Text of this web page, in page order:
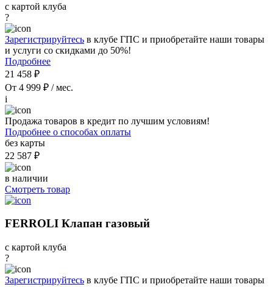
с картой клуба
?
Зарегистрируйтесь в клубе ГПС и приобретайте наши товары
и услуги со скидками до 50%!
Подробнее
21 458 ₽
От 4 999 ₽ / мес.
i
Продажа товаров в кредит по лучшим условиям!
Подробнее о способах оплаты
без карты
22 587 ₽
в наличии
Смотреть товар
FERROLI Клапан газовый
с картой клуба
?
Зарегистрируйтесь в клубе ГПС и приобретайте наши товары